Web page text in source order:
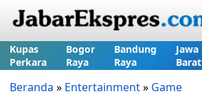
Kupas
Perkara
Bogor
Raya
Bandung
Raya
Jawa
Barat
Beranda » Entertainment» Game